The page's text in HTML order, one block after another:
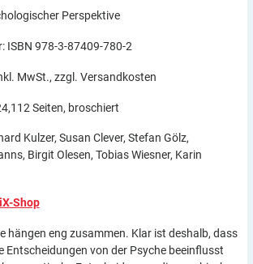
Perspektive
ISBN 978-3-87409-780-2
MwSt., zzgl. Versandkosten
Seiten, broschiert
Kulzer, Susan Clever, Stefan Gölz,
Birgit Olesen, Tobias Wiesner, Karin
Shop
hängen eng zusammen. Klar ist deshalb, dass
Entscheidungen von der Psyche beeinflusst